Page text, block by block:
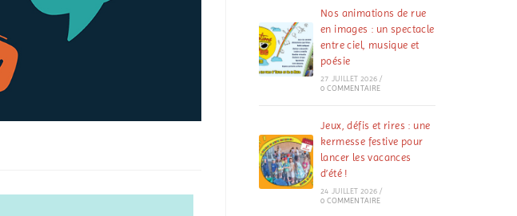
Nos animations de rue
en images : un spectacle
entre ciel, musique et
poésie
27 JUILLET 2026 /
0 COMMENTAIRE
Jeux, défis et rires : une
kermesse festive pour
lancer les vacances
d’été !
24 JUILLET 2026 /
0 COMMENTAIRE